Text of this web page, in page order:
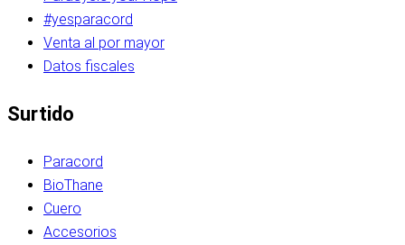
#yesparacord
Venta al por mayor
Datos fiscales
Surtido
Paracord
BioThane
Cuero
Accesorios